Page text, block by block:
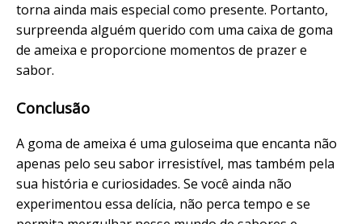
torna ainda mais especial como presente. Portanto,
surpreenda alguém querido com uma caixa de goma
de ameixa e proporcione momentos de prazer e
sabor.
Conclusão
A goma de ameixa é uma guloseima que encanta não
apenas pelo seu sabor irresistível, mas também pela
sua história e curiosidades. Se você ainda não
experimentou essa delícia, não perca tempo e se